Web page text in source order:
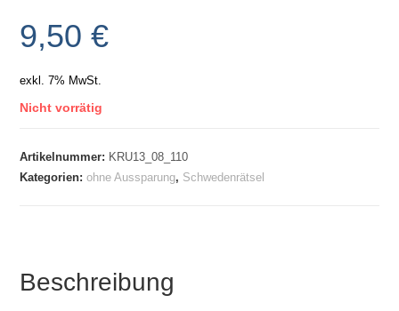
9,50€
exkl. 7% MwSt.
Nicht vorrätig
Artikelnummer: KRU13_08_110
Kategorien:ohne Aussparung, Schwedenrätsel
Beschreibung